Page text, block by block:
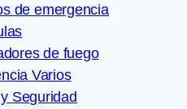
de emergencia
de fuego
Varios
Seguridad